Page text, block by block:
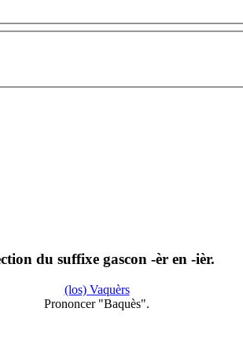
du suffixe gascon -èr en -ièr.
(los) Vaquèrs
Prononcer "Baquès".